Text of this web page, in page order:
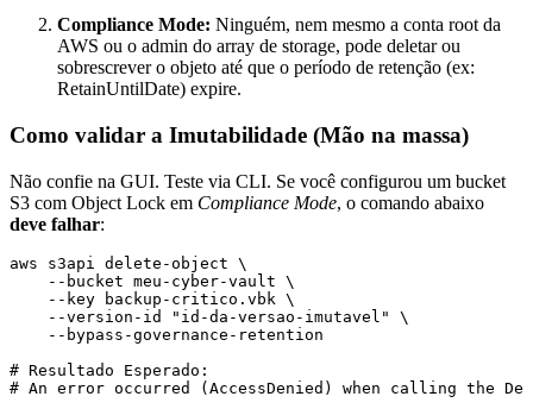
Compliance Mode: Ninguém, nem mesmo a conta root da
AWS ou o admin do array de storage, pode deletar ou
sobrescrever o objeto até que o período de retenção (ex:
RetainUntilDate) expire.
Como validar a Imutabilidade (Mão na massa)
Não confie na GUI. Teste via CLI. Se você configurou um bucket
S3 com Object Lock em Compliance Mode, o comando abaixo
deve falhar:
aws s3api delete-object \
    --bucket meu-cyber-vault \
    --key backup-critico.vbk \
    --version-id "id-da-versao-imutavel" \
    --bypass-governance-retention
# Resultado Esperado: